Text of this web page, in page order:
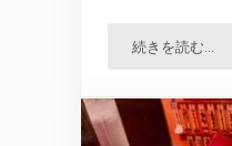
続きを読む…
ニュー